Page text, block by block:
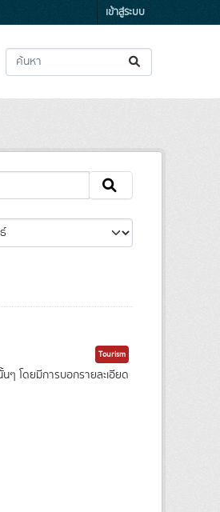
เข้าสู่ระบบ
Tourism
ๆ โดยมีการบอกรายละเอียด